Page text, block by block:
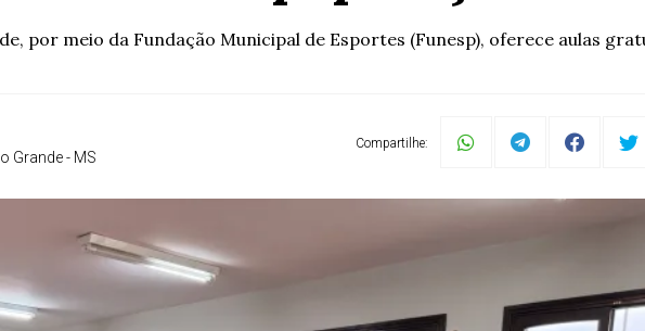
por meio da Fundação Municipal de Esportes (Funesp), oferece aulas
Grande - MS
Compartilhe: